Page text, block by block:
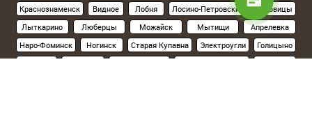
Краснознаменск
Видное Лобня Лосино-Петровский
Луховицы
Лыткарино
Люберцы Можайск Мытищи
Апрелевка
Наро-Фоминск
Ногинск Старая Купавна Электроугли
Голицыно